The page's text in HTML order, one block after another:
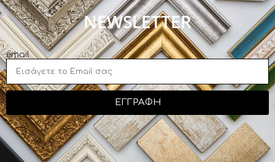
NEWSLETTER
email
ΕΓΓΡΑΦΗ